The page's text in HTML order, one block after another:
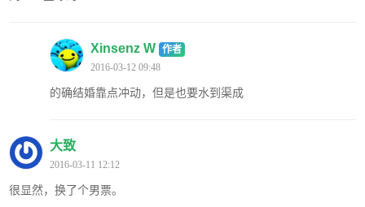
Xinsenz W 作者
2016-03-12 09:48
的确结婚靠点冲动，但是也要水到渠成
大致
2016-03-11 12:12
很显然，换了个男票。